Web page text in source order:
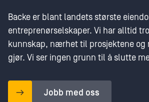
Backe er blant landets største
entreprenørselskaper. Vi har alltid
kunnskap, nærhet til prosjektene og
gjør. Vi ser ingen grunn til å slutte
Jobb med oss